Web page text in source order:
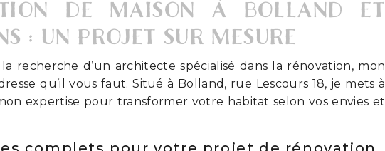
DE MAISON À BOLLAND ET
: UN PROJET SUR MESURE
recherche d’un architecte spécialisé dans la rénovation, mon
qu’il vous faut. Situé à Bolland, rue Lescours 18, je mets à
expertise pour transformer votre habitat selon vos envies et